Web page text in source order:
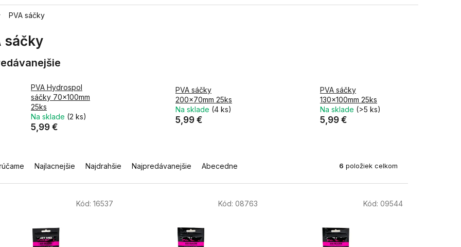
PVA sáčky
sáčky
PVA Hydrospol
sáčky 70x100mm
25ks
Na sklade (2 ks)
5,99 €
PVA sáčky
200x70mm 25ks
Na sklade (4 ks)
5,99 €
PVA sáčky
130x100mm 25ks
Na sklade (>5 ks)
5,99 €
Najlacnejšie Najdrahšie Najpredávanejšie Abecedne 6 položiek celkom
Kód: 16537 Kód: 08763 Kód: 09544